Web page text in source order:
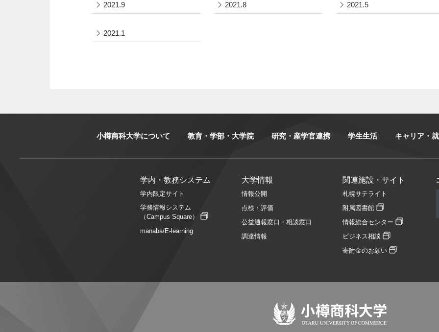
2021.9 2021.8 2021.5
2021.1
小樽商科大学について 教育・学部・大学院 研究・産学官連携 学生生活 キャリア・
学内・教務システム
学内限定サイト
学務情報システム
（Campus Square）
manaba/E-learning
大学情報
情報公開
点検・評価
公益通報窓口・相談窓口
調達情報
関連施設・サイト
札幌サテライト
附属図書館
情報総合センター
ビジネス相談
寄附金のお願い